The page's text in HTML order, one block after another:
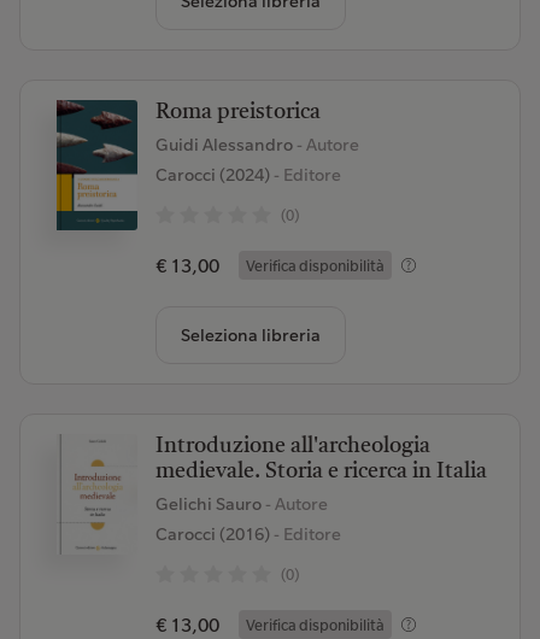
Roma preistorica
Guidi Alessandro - Autore
Carocci (2024)- Editore
(0)
€ 13,00 Verifica disponibilità
Seleziona libreria
Introduzione all'archeologia
medievale. Storia e ricerca in Italia
Gelichi Sauro - Autore
Carocci (2016)- Editore
(0)
€ 13,00 Verifica disponibilità